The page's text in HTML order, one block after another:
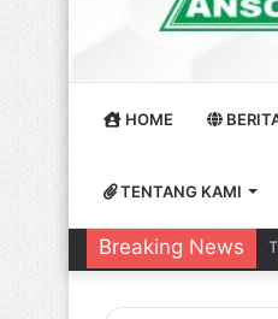
HOME
TENTANG KAMI
Breaking News